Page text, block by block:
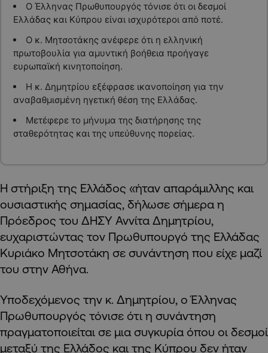
Ο Έλληνας Πρωθυπουργός τόνισε ότι οι δεσμοί
Ελλάδας και Κύπρου είναι ισχυρότεροι από ποτέ.
Ο κ. Μητσοτάκης ανέφερε ότι η ελληνική
πρωτοβουλία για αμυντική βοήθεια προήγαγε
ευρωπαϊκή κινητοποίηση.
Η κ. Δημητρίου εξέφρασε ικανοποίηση για την
αναβαθμισμένη ηγετική θέση της Ελλάδας.
Μετέφερε το μήνυμα της διατήρησης της
σταθερότητας και της υπεύθυνης πορείας.
H στήριξη της Ελλάδος «ήταν απαράμιλλης και
ουσιαστικής σημασίας, δήλωσε σήμερα η
Πρόεδρος του ΔΗΣΥ Αννίτα Δημητρίου,
ευχαριστώντας τον Πρωθυπουργό της Ελλάδας
Κυριάκο Μητσοτάκη σε συνάντηση που είχε μαζί
του στην Αθήνα.
Υποδεχόμενος την κ. Δημητρίου, ο Έλληνας
Πρωθυπουργός τόνισε ότι η συνάντηση
πραγματοποιείται σε μια συγκυρία όπου οι δεσμοί
μεταξύ της Ελλάδος και της Κύπρου δεν ήταν